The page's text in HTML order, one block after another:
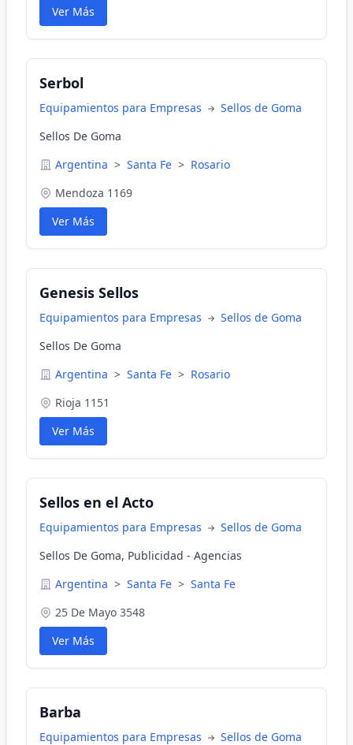
Ver Más
Serbol
Equipamientos para Empresas
Sellos de Goma
Sellos De Goma
Argentina > Santa Fe > Rosario
Mendoza 1169
Ver Más
Genesis Sellos
Equipamientos para Empresas
Sellos de Goma
Sellos De Goma
Argentina > Santa Fe > Rosario
Rioja 1151
Ver Más
Sellos en el Acto
Equipamientos para Empresas
Sellos de Goma
Sellos De Goma, Publicidad - Agencias
Argentina > Santa Fe > Santa Fe
25 De Mayo 3548
Ver Más
Barba
Equipamientos para Empresas
Sellos de Goma